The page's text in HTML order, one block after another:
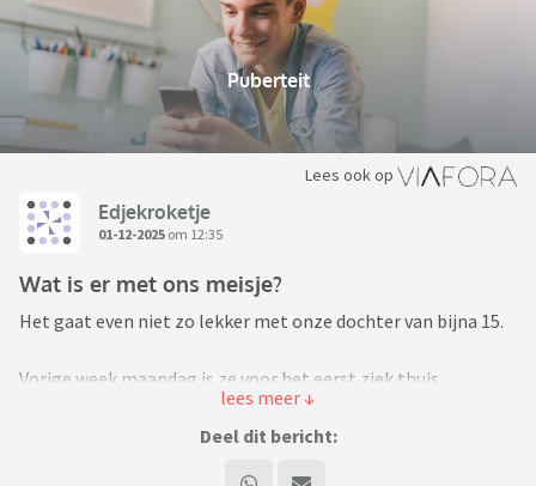
Puberteit
Lees ook op
Edjekroketje
01-12-2025 om 12:35
Wat is er met ons meisje?
Het gaat even niet zo lekker met onze dochter van bijna 15.
Vorige week maandag is ze voor het eerst ziek thuis
gebleven met in eerste instantie klachten als buikpijn en
misselijk. Ze gaf aan het afwisselend warm en koud te
Deel dit bericht: